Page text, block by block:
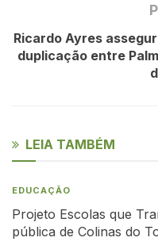
Ricardo Ayres
duplicação entre
LEIA TAMBÉM
EDUCAÇÃO
Projeto Escolas que
pública de Colinas do